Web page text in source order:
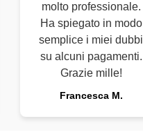
molto professionale.
Ha spiegato in modo
semplice i miei dubbi
su alcuni pagamenti.
Grazie mille!
Francesca M.